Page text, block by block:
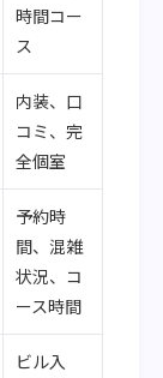
時間コー
ス
内装、口
コミ、完
全個室
予約時
間、混雑
状況、コ
ース時間
ビル入